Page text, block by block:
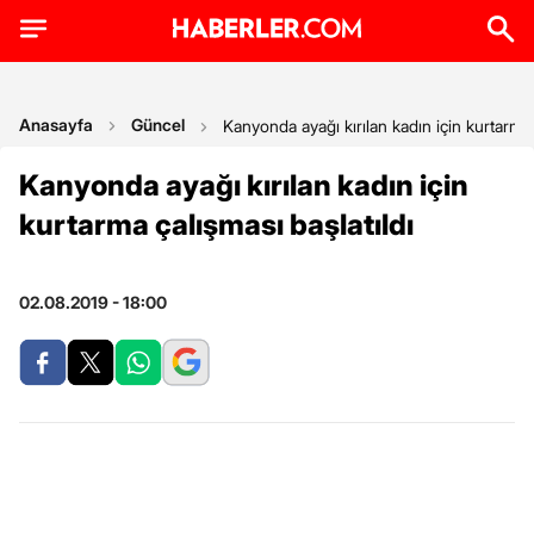
Anasayfa Güncel Kanyonda ayağı kırılan kadın için kurtarma
Kanyonda ayağı kırılan kadın için
kurtarma çalışması başlatıldı
02.08.2019 - 18:00